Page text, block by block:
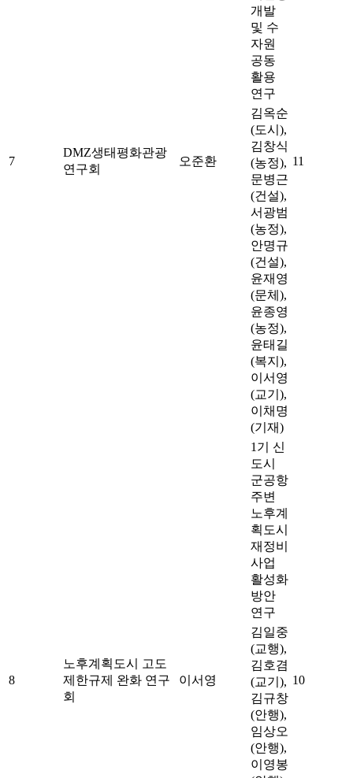
7
DMZ생태평화관광
연구회
오준환
개발
및 수
자원
공동
활용
연구
11
김옥순
(도시),
김창식
(농정),
문병근
(건설),
서광범
(농정),
안명규
(건설),
윤재영
(문체),
윤종영
(농정),
윤태길
(복지),
이서영
(교기),
이채명
(기재)
8
노후계획도시 고도
제한규제 완화 연구
회
이서영
1기 신
도시
군공항
주변
노후계
획도시
재정비
사업
활성화
방안
연구
10
김일중
(교행),
김호겸
(교기),
김규창
(안행),
임상오
(안행),
이영봉